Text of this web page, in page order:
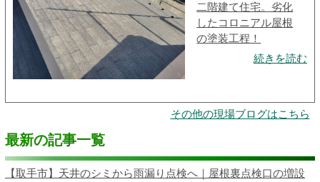
二階建て住宅。劣化
したコロニアル屋根
の塗装工程！
続きを読む
その他の現場ブログはこちら
最新の記事一覧
【取手市】天井のシミから雨漏り点検へ｜屋根裏点検口の増設